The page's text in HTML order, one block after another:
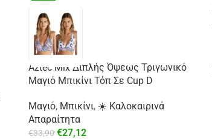
Aztec Mix Διπλής Όψεως Τριγωνικό
Μαγιό Μπικίνι Τόπ Σε Cup D
Μαγιό, Μπικίνι, ☀️ Καλοκαιρινά
Απαραίτητα
€33,90 €27,12